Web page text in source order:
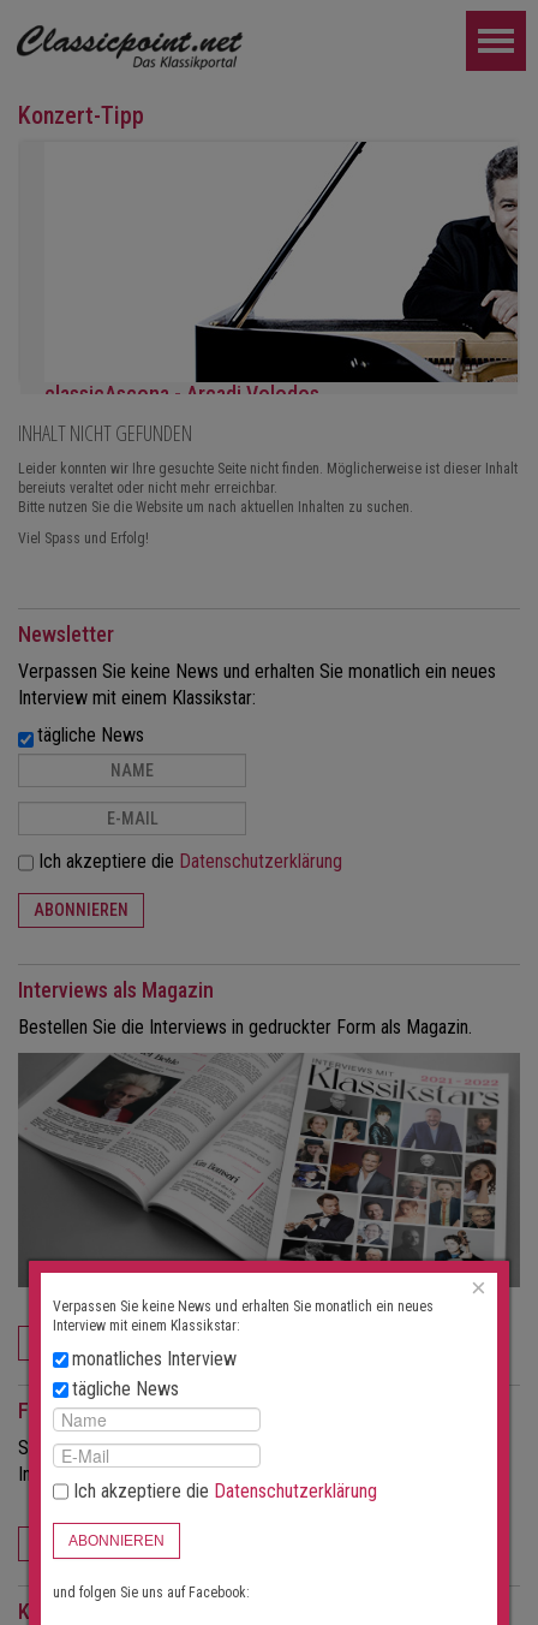
Konzert-Tipp
classicAscona - Arcadi Volodos
Klavierrezital
Samstag, 19.09, 19:30 in Ascona
WEITER...
INHALT NICHT GEFUNDEN
Leider konnten wir Ihre gesuchte Seite nicht finden. Möglicherweise ist dieser Inhalt
bereiuts veraltet oder nicht mehr erreichbar.
Bitte nutzen Sie die Website um nach aktuellen Inhalten zu suchen.
Viel Spass und Erfolg!
Newsletter
Verpassen Sie keine News und erhalten Sie monatlich ein neues
Interview mit einem Klassikstar:
tägliche News
Ich akzeptiere die Datenschutzerklärung
ABONNIEREN
Interviews als Magazin
Bestellen Sie die Interviews in gedruckter Form als Magazin.
Für Veranstalter
Sie möchten mehr Besucher für Ihre Konzerte?
Informieren Sie sich über die Möglichkeiten dieses Portals.
FÜR VERANSTALTER
Konzert-Suchabo
×
Verpassen Sie keine News und erhalten Sie monatlich ein neues
Interview mit einem Klassikstar:
monatliches Interview
tägliche News
Ich akzeptiere die Datenschutzerklärung
ABONNIEREN
und folgen Sie uns auf Facebook: